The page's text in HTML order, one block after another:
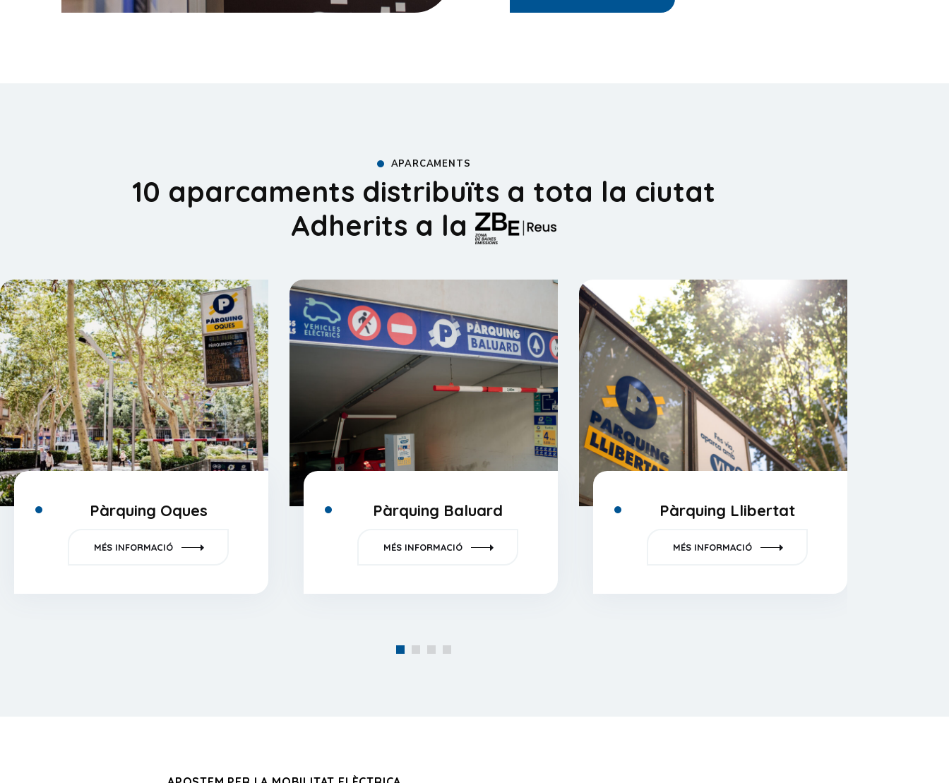
APARCAMENTS
10 aparcaments distribuïts a tota la ciutat
Adherits a la
Pàrquing Oques
MÉS INFORMACIÓ
Pàrquing Baluard
MÉS INFORMACIÓ
Pàrquing Llibertat
MÉS INFORMACIÓ